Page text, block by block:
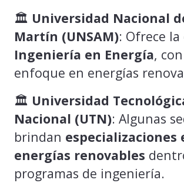
🏛️ Universidad Nacional
Martín (UNSAM): Ofrece
Ingeniería en Energía,
enfoque en energías
🏛️ Universidad
Nacional (UTN): Algunas
brindan especializaciones
energías renovables
programas de ingeniería.